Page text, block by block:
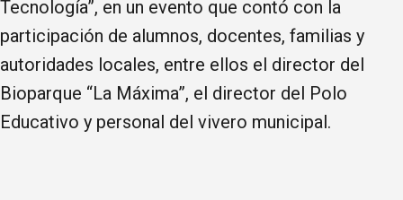
Tecnología”, en un evento que contó con la
participación de alumnos, docentes, familias y
autoridades locales, entre ellos el director del
Bioparque “La Máxima”, el director del Polo
Educativo y personal del vivero municipal.